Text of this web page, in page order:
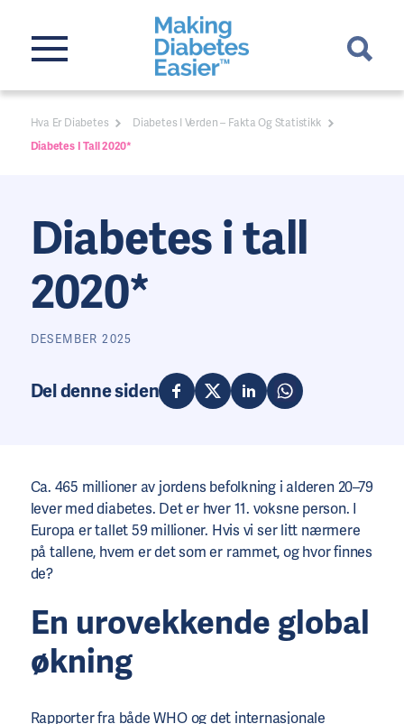
Hva Er Diabetes
Diabetes I Verden – Fakta Og Statistikk
Diabetes I Tall 2020*
Diabetes i tall
2020*
DESEMBER 2025
Del denne siden
Ca. 465 millioner av jordens befolkning i alderen 20–79
lever med diabetes. Det er hver 11. voksne person. I
Europa er tallet 59 millioner. Hvis vi ser litt nærmere
på tallene, hvem er det som er rammet, og hvor finnes
de?
En urovekkende global
økning
Rapporter fra både WHO og det internasjonale